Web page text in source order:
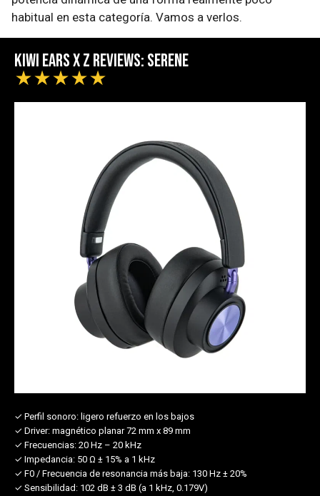
habitual en esta categoría. Vamos a verlos.
Kiwi Ears x Z Reviews: Serene
★★★★★
✓ Perfil sonoro: ligero refuerzo en los bajos
✓ Driver: magnético planar 72 mm x 89 mm
✓ Frecuencias: 20 Hz – 20 kHz
✓ Impedancia: 50 Ω ± 15% a 1 kHz
✓ F0 / Frecuencia de resonancia más baja: 130 Hz ± 20%
✓ Sensibilidad: 102 dB ± 3 dB (a 1 kHz, 0.179V)